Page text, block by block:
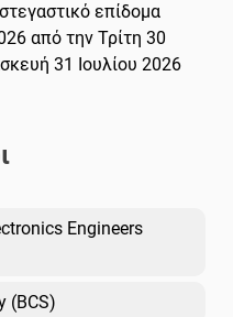
επίδομα
από την Τρίτη 30
31 Ιουλίου 2026
Engineers
(BCS)